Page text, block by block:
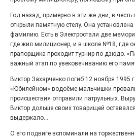
проект, на который
себе Выставочный зал им. Олега
Год назад, примерно в эти же дни, в
открыли памятную стелу. Она
фамилию. Есть в Электростали две
где жил милиционер, и в школе №18, где
прапорщика проходит турнир по дзюдо.
важный этап по увековечиванию его
Виктор Захарченко погиб 12 ноября 1995
«Юбилейном» водоёме мальчишки
происшествия отправили патрульных.
Виктор дольше своих товарищей
выдержало...
О его подвиге вспоминали на